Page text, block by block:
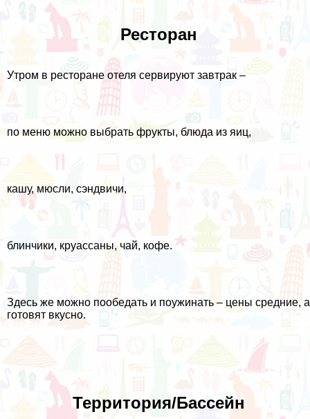
Ресторан
Утром в ресторане отеля сервируют завтрак –
по меню можно выбрать фрукты, блюда из яиц,
кашу, мюсли, сэндвичи,
блинчики, круассаны, чай, кофе.
Здесь же можно пообедать и поужинать – цены средние, а
готовят вкусно.
Территория/Бассейн